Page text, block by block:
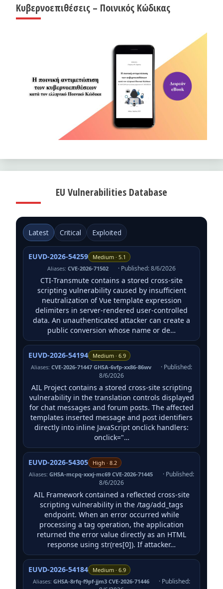
Κυβερνοεπιθέσεις – Ποινικός Κώδικας
EU Vulnerabilities Database
Latest Critical Exploited
EUVD-2026-54259
Medium · 5.1
Aliases: CVE-2026-71502 · Published: 8/6/2026
CTI-Transmute contains a stored cross-site
scripting vulnerability caused by insufficient
neutralization of Vue template expression
delimiters in server-rendered user-controlled
data. An unauthenticated attacker can create a
public conversion whose name or de…
EUVD-2026-54194
Medium · 6.9
Aliases: CVE-2026-71447 GHSA-6vfp-xx86-86wv
· Published:
8/6/2026
AIL Project contains a stored cross-site scripting
vulnerability in the translation controls displayed
for chat messages and forum posts. The affected
templates inserted message and post identifiers
directly into inline JavaScript onclick handlers:
onclick="…
EUVD-2026-54305
High · 8.2
Aliases:GHSA-mcpq-xxxj-mc69 CVE-2026-71445
· Published:
8/6/2026
AIL Framework contained a reflected cross-site
scripting vulnerability in the /tag/add_tags
endpoint. When an error occurred while
processing a tag operation, the application
returned the error value directly as an HTML
response using str(res[0]). If attacker…
EUVD-2026-54184
Medium · 6.9
Aliases: GHSA-8rfq-f9pf-jjm3 CVE-2026-71446
· Published: